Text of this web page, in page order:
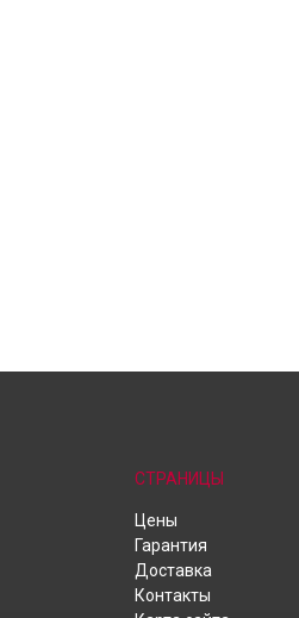
СТРАНИЦЫ
Цены
Гарантия
Доставка
Контакты